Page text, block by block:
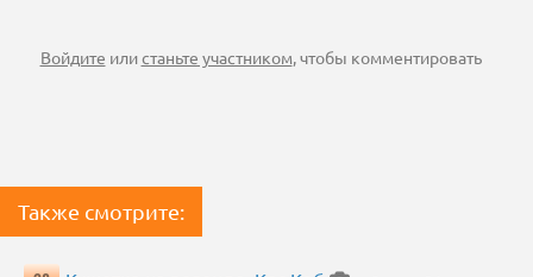
Войдите илистаньте участником, чтобы комментировать
Также смотрите: